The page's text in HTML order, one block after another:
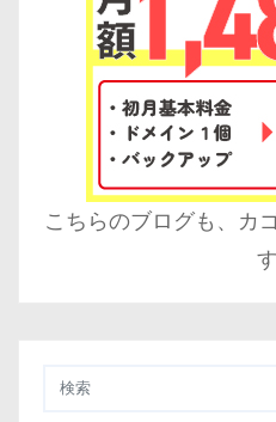
こちらのブログも、カ
す